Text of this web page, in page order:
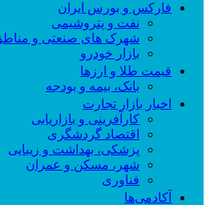
فارکس و بورس ایران
نفت و پتروشیمی
شهرک های صنعتی و
بازار خودرو
قیمت طلا و ارزها
بانک، بیمه و بودجه
اخبار بازار تجارت
کارآفرینی و بازاریابی
اقتصاد گردشگری
پزشکی، بهداشت و زیبایی
شهر، مسکن و عمران
فناوری
آکادمی‌ها